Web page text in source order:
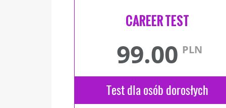
CAREER TEST
99.00 PLN
Test dla osób dorosłych